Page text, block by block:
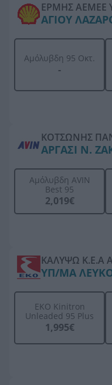
ΕΡΜΗΣ
ΑΓΙΟΥ
Αμόλυβδη 95 Οκτ.
-
ΚΟΤΣΩΝΗΣ
ΑΡΓΑΣΙ Ν.
Αμόλυβδη AVIN
Best 95
2,019€
ΚΑΛΥΨΩ Κ.Ε.Α
ΥΠ/ΜΑ
ΕΚΟ Kinitron
Unleaded 95 Plus
1,995€